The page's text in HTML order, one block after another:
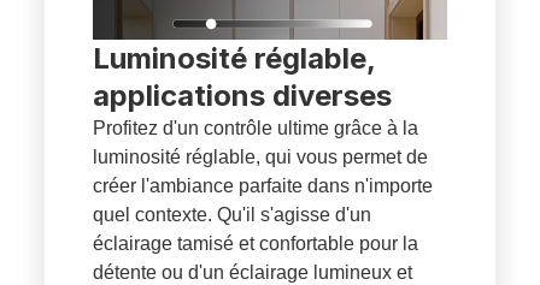
Luminosité réglable,
applications diverses
Profitez d'un contrôle ultime grâce à la
luminosité réglable, qui vous permet de
créer l'ambiance parfaite dans n'importe
quel contexte. Qu'il s'agisse d'un
éclairage tamisé et confortable pour la
détente ou d'un éclairage lumineux et